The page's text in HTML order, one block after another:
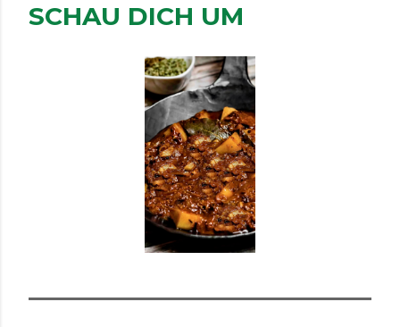
SCHAU DICH UM